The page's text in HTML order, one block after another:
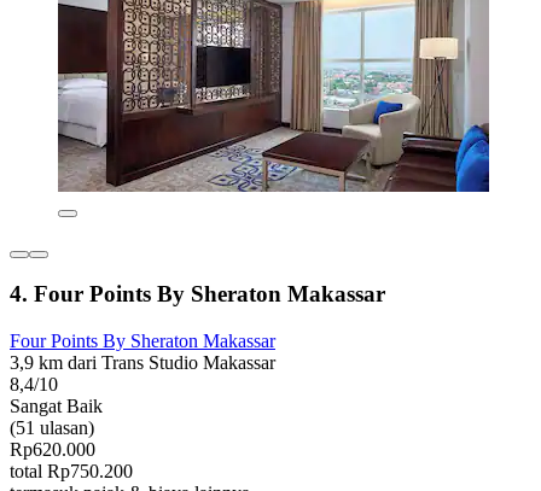
4. Four Points By Sheraton Makassar
Four Points By Sheraton Makassar
3,9 km dari Trans Studio Makassar
8,4/10
Sangat Baik
(51 ulasan)
Rp620.000
total Rp750.200